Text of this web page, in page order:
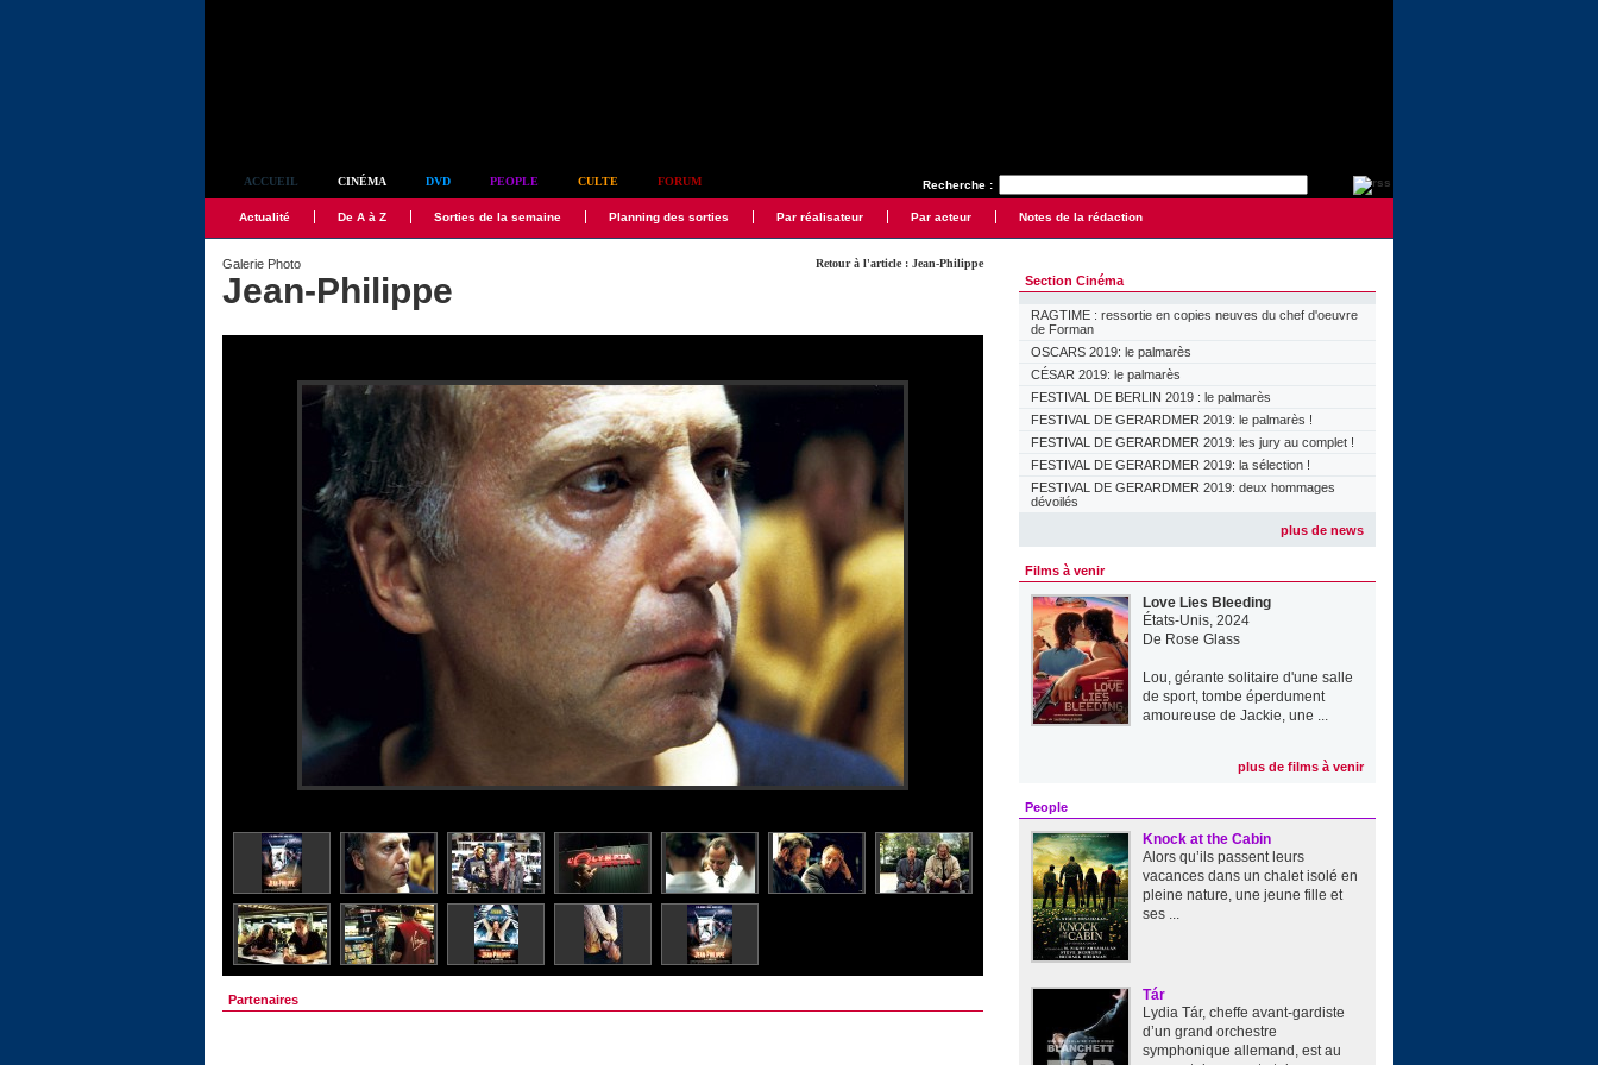
Recherche :
ACCUEIL CINÉMA DVD PEOPLE CULTE FORUM
Actualité De A à Z Sorties de la semaine Planning des sorties Par réalisateur Par acteur Notes de la rédaction
Retour à l'article : Jean-Philippe
Galerie Photo
Jean-Philippe
Partenaires
Section Cinéma
RAGTIME : ressortie en copies neuves du chef d'oeuvre
de Forman
OSCARS 2019: le palmarès
CÉSAR 2019: le palmarès
FESTIVAL DE BERLIN 2019 : le palmarès
FESTIVAL DE GERARDMER 2019: le palmarès !
FESTIVAL DE GERARDMER 2019: les jury au complet !
FESTIVAL DE GERARDMER 2019: la sélection !
FESTIVAL DE GERARDMER 2019: deux hommages
dévoilés
plus de news
Films à venir
Love Lies Bleeding
États-Unis, 2024
De Rose Glass
Lou, gérante solitaire d'une salle
de sport, tombe éperdument
amoureuse de Jackie, une ...
plus de films à venir
People
Knock at the Cabin
Alors qu’ils passent leurs
vacances dans un chalet isolé en
pleine nature, une jeune fille et
ses ...
Tár
Lydia Tár, cheffe avant-gardiste
d’un grand orchestre
symphonique allemand, est au